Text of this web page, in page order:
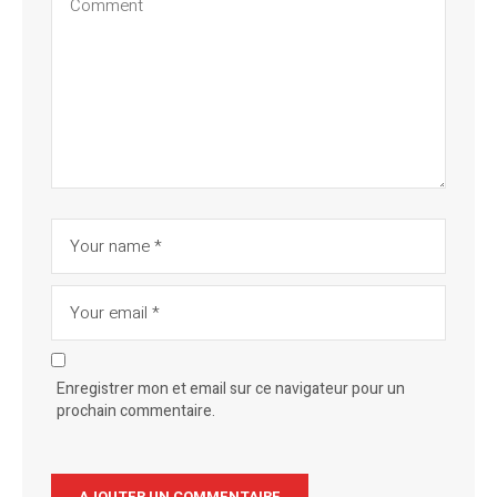
Enregistrer mon et email sur ce navigateur pour un
prochain commentaire.